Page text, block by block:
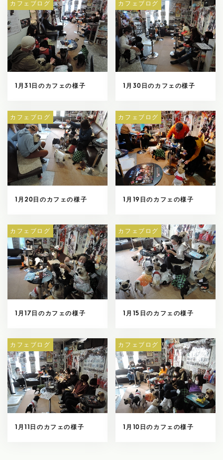
カフェブログ
1月31日のカフェの様子
カフェブログ
1月30日のカフェの様子
カフェブログ
1月20日のカフェの様子
カフェブログ
1月19日のカフェの様子
カフェブログ
1月17日のカフェの様子
カフェブログ
1月15日のカフェの様子
カフェブログ
1月11日のカフェの様子
カフェブログ
1月10日のカフェの様子